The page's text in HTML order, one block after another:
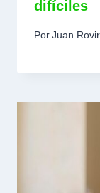
difíciles
PorJuan